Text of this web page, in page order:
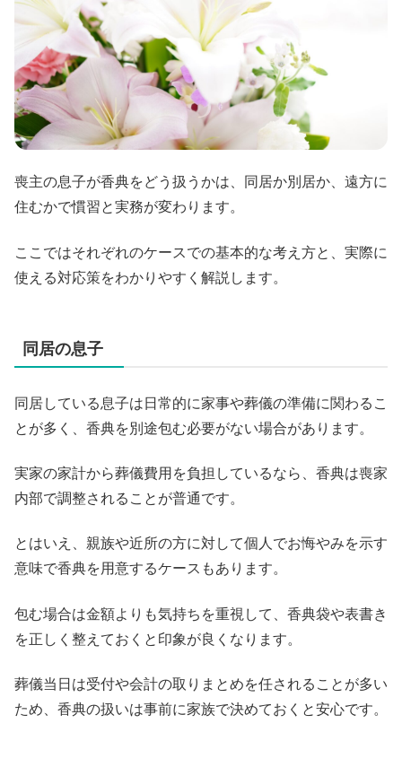
喪主の息子が香典をどう扱うかは、同居か別居か、遠方に
住むかで慣習と実務が変わります。
ここではそれぞれのケースでの基本的な考え方と、実際に
使える対応策をわかりやすく解説します。
同居の息子
同居している息子は日常的に家事や葬儀の準備に関わるこ
とが多く、香典を別途包む必要がない場合があります。
実家の家計から葬儀費用を負担しているなら、香典は喪家
内部で調整されることが普通です。
とはいえ、親族や近所の方に対して個人でお悔やみを示す
意味で香典を用意するケースもあります。
包む場合は金額よりも気持ちを重視して、香典袋や表書き
を正しく整えておくと印象が良くなります。
葬儀当日は受付や会計の取りまとめを任されることが多い
ため、香典の扱いは事前に家族で決めておくと安心です。